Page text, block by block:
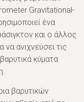
Gravitational-
ένα
και ο άλλος
να ανιχνεύσει τις
κύματα
βαρυτικών